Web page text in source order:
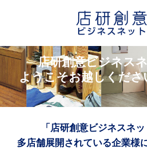
店研創意ビジネス
ようこそお越しくださ
「店研創意ビジネスネッ
多店舗展開されている企業様